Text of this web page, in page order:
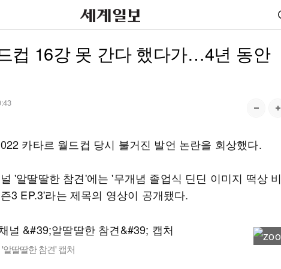
컵 16강 못 간다 했다가…4년 동안
카타르 월드컵 당시 불거진 발언 논란을 회상했다.
'알딸딸한 참견'에는 '무개념 졸업식 딘딘 이미지 떡상 비
3 EP.3'라는 제목의 영상이 공개됐다.
알딸딸한 참견' 캡처